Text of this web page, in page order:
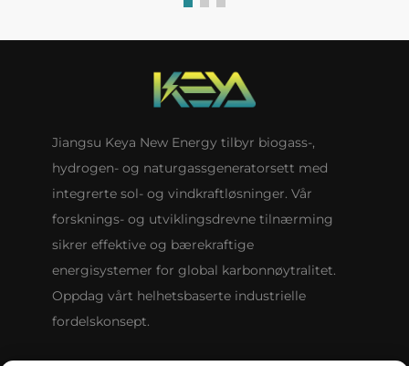
Jiangsu Keya New Energy tilbyr biogass-,
hydrogen- og naturgassgeneratorsett med
integrerte sol- og vindkraftløsninger. Vår
forsknings- og utviklingsdrevne tilnærming
sikrer effektive og bærekraftige
energisystemer for global karbonnøytralitet.
Oppdag vårt helhetsbaserte industrielle
fordelskonsept.